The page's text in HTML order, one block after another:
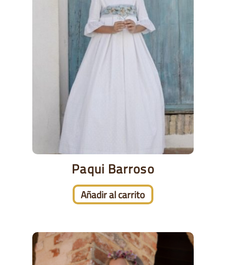
Paqui Barroso
Añadir al carrito